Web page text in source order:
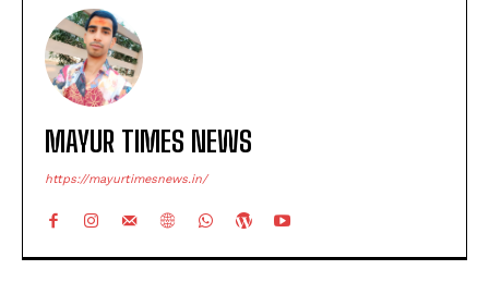
MAYUR TIMES NEWS
https://mayurtimesnews.in/